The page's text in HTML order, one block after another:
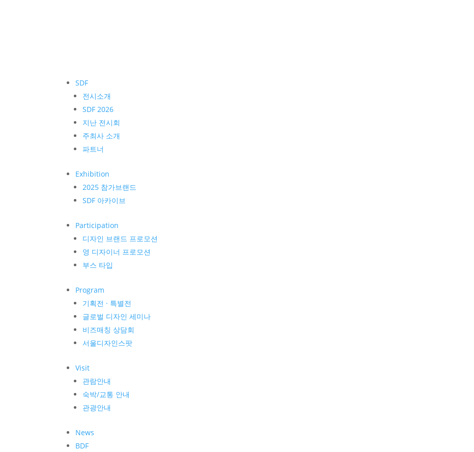
SDF
전시소개
SDF 2026
지난 전시회
주최사 소개
파트너
Exhibition
2025 참가브랜드
SDF 아카이브
Participation
디자인 브랜드 프로모션
영 디자이너 프로모션
부스 타입
Program
기획전 · 특별전
글로벌 디자인 세미나
비즈매칭 상담회
서울디자인스팟
Visit
관람안내
숙박/교통 안내
관광안내
News
BDF